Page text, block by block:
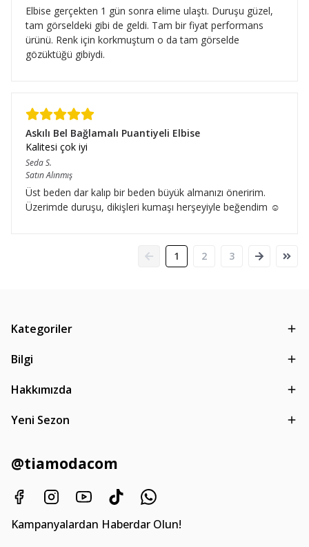
Elbise gerçekten 1 gün sonra elime ulaştı. Duruşu güzel,
tam görseldeki gibi de geldi. Tam bir fiyat performans
ürünü. Renk için korkmuştum o da tam görselde
gözüktüğü gibiydi.
Askılı Bel Bağlamalı Puantiyeli Elbise
Kalitesi çok iyi
SedaS.
Satın Alınmış
Üst beden dar kalıp bir beden büyük almanızı öneririm.
Üzerimde duruşu, dikişleri kumaşı herşeyiyle beğendim ☺️
1 2 3
Kategoriler
Bilgi
Hakkımızda
Yeni Sezon
@tiamodacom
Kampanyalardan Haberdar Olun!